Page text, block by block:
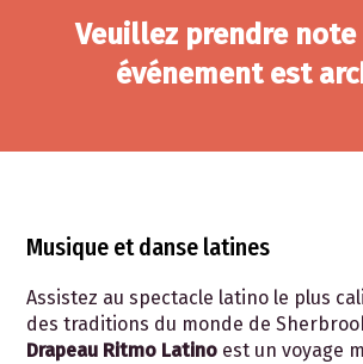
Veuillez prendre note
événement est
Musique et danse latines
Assistez au spectacle latino le plus
des traditions du monde de
Drapeau Ritmo Latino est un voyage